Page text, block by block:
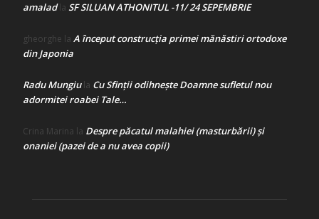
amaladla SF SILUAN ATHONITUL -11/ 24 SEPEMBRIE
gheorghe la A început construcţia primei mănăstiri ortodoxe
din Japonia
Radu Mungiula Cu Sfinții odihnește Doamne sufletul nou
adormitei roabei Tale…
Crina Marina la Despre păcatul malahiei (masturbării) şi
onaniei (pazei de a nu avea copii)